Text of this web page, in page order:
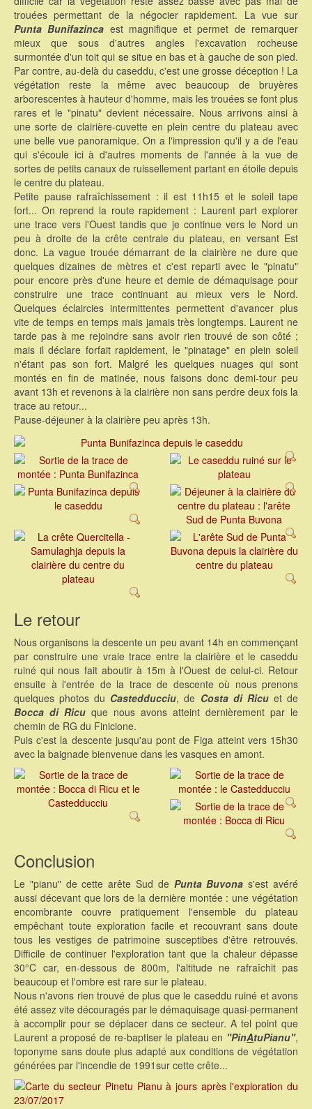
trouées permettant de la négocier rapidement. La vue sur
Punta Bunifazinca est magnifique et permet de remarquer
mieux que sous d'autres angles l'excavation rocheuse
surmontée d'un toit qui se situe en bas et à gauche de son pied.
Par contre, au-delà du caseddu, c'est une grosse déception ! La
végétation reste la même avec beaucoup de bruyères
arborescentes à hauteur d'homme, mais les trouées se font plus
rares et le "pinatu" devient nécessaire. Nous arrivons ainsi à
une sorte de clairière-cuvette en plein centre du plateau avec
une belle vue panoramique. On a l'impression qu'il y a de l'eau
qui s'écoule ici à d'autres moments de l'année à la vue de
sortes de petits canaux de ruissellement partant en étoile depuis
le centre du plateau.
Petite pause rafraîchissement : il est 11h15 et le soleil tape
fort... On reprend la route rapidement : Laurent part explorer
une trace vers l'Ouest tandis que je continue vers le Nord un
peu à droite de la crête centrale du plateau, en versant Est
donc. La vague trouée démarrant de la clairière ne dure que
quelques dizaines de mètres et c'est reparti avec le "pinatu"
pour encore près d'une heure et demie de démaquisage pour
construire une trace continuant au mieux vers le Nord.
Quelques éclaircies intermittentes permettent d'avancer plus
vite de temps en temps mais jamais très longtemps. Laurent ne
tarde pas à me rejoindre sans avoir rien trouvé de son côté ;
mais il déclare forfait rapidement, le "pinatage" en plein soleil
n'étant pas son fort. Malgré les quelques nuages qui sont
montés en fin de matinée, nous faisons donc demi-tour peu
avant 13h et revenons à la clairière non sans perdre deux fois la
trace au retour...
Pause-déjeuner à la clairière peu après 13h.
Le retour
Nous organisons la descente un peu avant 14h en commençant
par construire une vraie trace entre la clairière et le caseddu
ruiné qui nous fait aboutir à 15m à l'Ouest de celui-ci. Retour
ensuite à l'entrée de la trace de descente où nous prenons
quelques photos du Castedducciu, de Costa di Ricuet de
Bocca di Ricu que nous avons atteint dernièrement par le
chemin de RG du Finicione.
Puis c'est la descente jusqu'au pont de Figa atteint vers 15h30
avec la baignade bienvenue dans les vasques en amont.
Conclusion
Le "pianu" de cette arête Sud de Punta Buvona s'est avéré
aussi décevant que lors de la dernière montée : une végétation
encombrante couvre pratiquement l'ensemble du plateau
empêchant toute exploration facile et recouvrant sans doute
tous les vestiges de patrimoine susceptibes d'être retrouvés.
Difficile de continuer l'exploration tant que la chaleur dépasse
30°C car, en-dessous de 800m, l'altitude ne rafraîchit pas
beaucoup et l'ombre est rare sur le plateau.
Nous n'avons rien trouvé de plus que le caseddu ruiné et avons
été assez vite découragés par le démaquisage quasi-permanent
à accomplir pour se déplacer dans ce secteur. A tel point que
Laurent a proposé de re-baptiser le plateau en "PinAtuPianu",
toponyme sans doute plus adapté aux conditions de végétation
générées par l'incendie de 1991sur cette crête...